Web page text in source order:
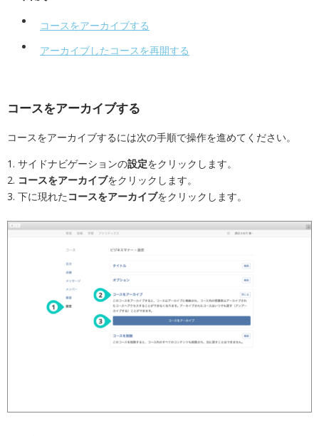
コースをアーカイブする
アーカイブしたコースを再開する
コースをアーカイブする
コースをアーカイブするには次の手順で操作を進めてください。
1. サイドナビゲーションの設定をクリックします。
2. コースをアーカイブをクリックします。
3. 下に現れた コースをアーカイブをクリックします。